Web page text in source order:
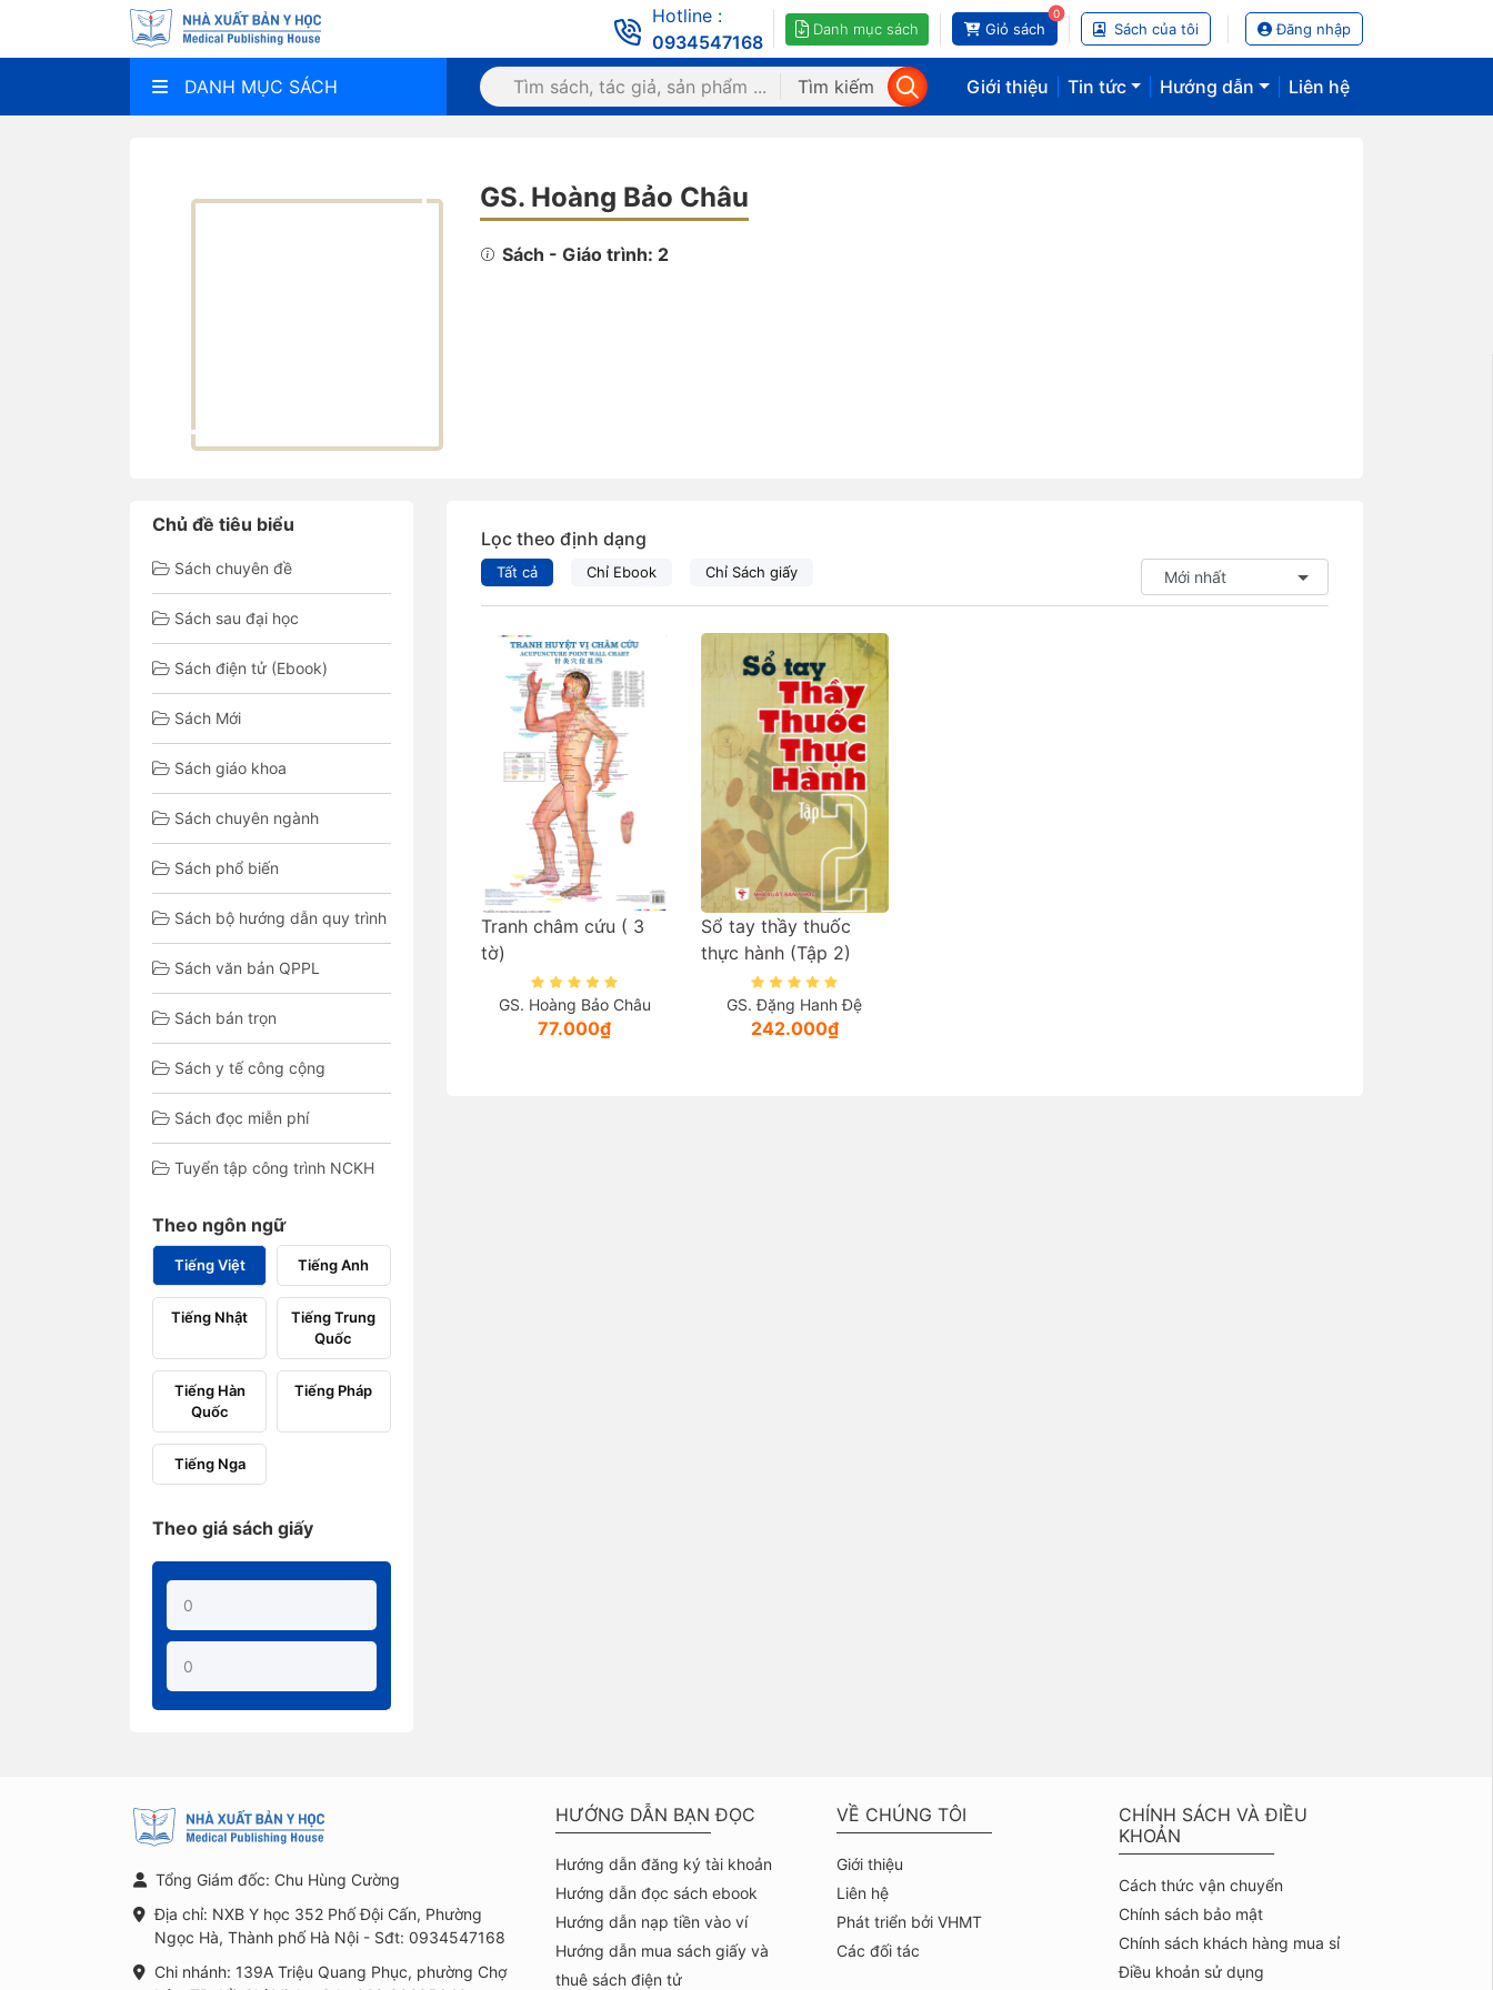
Hotline :
0934547168
Danh mục sách
0
Giỏ sách Sách của tôi Đăng nhập
DANH MỤC SÁCH Tìm kiếm Giới thiệu Tin tức Hướng dẫn Liên hệ
GS. Hoàng Bảo Châu
Sách - Giáo trình: 2
Chủ đề tiêu biểu
Sách chuyên đề
Sách sau đại học
Sách điện tử (Ebook)
Sách Mới
Sách giáo khoa
Sách chuyên ngành
Sách phổ biến
Sách bộ hướng dẫn quy trình
Sách văn bản QPPL
Sách bán trọn
Sách y tế công cộng
Sách đọc miễn phí
Tuyển tập công trình NCKH
Theo ngôn ngữ
Tiếng Việt Tiếng Anh
Tiếng Nhật
Tiếng Trung
Quốc
Tiếng Hàn
Quốc
Tiếng Pháp
Tiếng Nga
Theo giá sách giấy
Lọc theo định dạng
Tất cả Chỉ Ebook Chỉ Sách giấy
Tranh châm cứu ( 3
tờ)
GS. Hoàng Bảo Châu
77.000₫
Sổ tay thầy thuốc
thực hành (Tập 2)
GS. Đặng Hanh Đệ
242.000₫
Tổng Giám đốc: Chu Hùng Cường
Địa chỉ: NXB Y học 352 Phố Đội Cấn, Phường
Ngọc Hà, Thành phố Hà Nội - Sđt: 0934547168
Chi nhánh: 139A Triệu Quang Phục, phường Chợ
HƯỚNG DẪN BẠN ĐỌC
Hướng dẫn đăng ký tài khoản
Hướng dẫn đọc sách ebook
Hướng dẫn nạp tiền vào ví
Hướng dẫn mua sách giấy và
thuê sách điện tử
VỀ CHÚNG TÔI
Giới thiệu
Liên hệ
Phát triển bởi VHMT
Các đối tác
CHÍNH SÁCH VÀ ĐIỀU
KHOẢN
Cách thức vận chuyển
Chính sách bảo mật
Chính sách khách hàng mua sỉ
Điều khoản sử dụng